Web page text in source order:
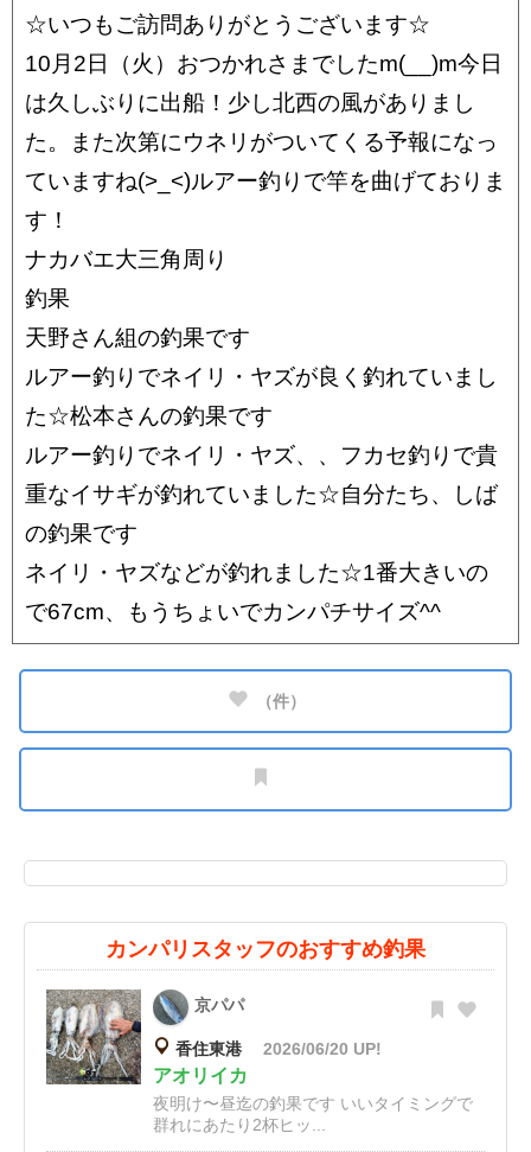
☆いつもご訪問ありがとうございます☆
10月2日（火）おつかれさまでしたm(__)m今日
は久しぶりに出船！少し北西の風がありまし
た。また次第にウネリがついてくる予報になっ
ていますね(>_<)ルアー釣りで竿を曲げておりま
す！
ナカバエ大三角周り
釣果
天野さん組の釣果です
ルアー釣りでネイリ・ヤズが良く釣れていまし
た☆松本さんの釣果です
ルアー釣りでネイリ・ヤズ、、フカセ釣りで貴
重なイサギが釣れていました☆自分たち、しば
の釣果です
ネイリ・ヤズなどが釣れました☆1番大きいの
で67cm、もうちょいでカンパチサイズ^^
（件）
カンパリスタッフのおすすめ釣果
京パパ
香住東港 2026/06/20 UP!
アオリイカ
夜明け〜昼迄の釣果です いいタイミングで
群れにあたり2杯ヒッ...